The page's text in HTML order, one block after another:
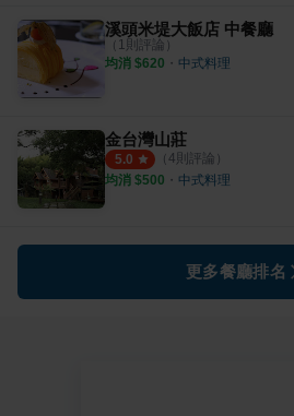
溪頭米堤大飯店 中餐廳
（ 1 則評論）
均消 $620 ・ 中式料理
金台灣山莊
5.0 （ 4則評論）
均消 $500 ・ 中式料理
更多餐廳排名